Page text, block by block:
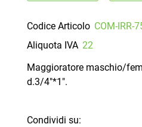
Codice Articolo COM-IRR-
Aliquota IVA 22
Maggioratore maschio/
d.3/4"*1".
Condividi su: